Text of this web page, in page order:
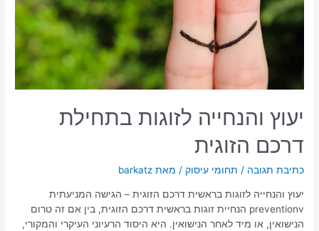
יעוץ והנחייה לזוגות בתחילת
דרכם הזוגית
כתיבת תגובה / תחומי עיסוק / מאתbarkatz
יעוץ והנחייה לזוגות בראשית דרכם הזוגית – הגישה המניעתית
preventionv הנחיית זוגות בראשית דרכם הזוגית, בין אם זה טרום
הנישואין, או מיד לאחר הנישואין. היא היסוד הרעיוני העיקרי והמקורי,